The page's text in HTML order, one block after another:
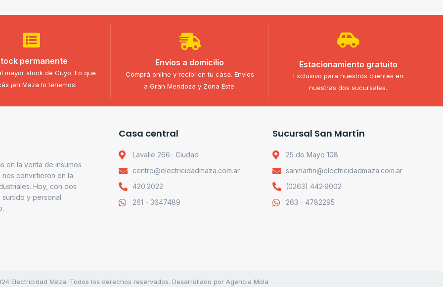
permanente
mayor stock de Cuyo. Lo que
¡en Maza lo tenemos!
Envíos a domicilio
Comprá online y recibí en tu casa. Envíos
a Gran Mendoza y Zona Este.
Estacionamiento gratuito
Exclusivo para nuestros clientes en
nuestras dos sucursales.
en la venta de insumos
convirtieron en la
Hoy, con dos
y personal
Casa central
Lavalle 266 · Ciudad
centro@electricidadmaza.com.ar
420·2022
261 - 3647489
Sucursal San Martín
25 de Mayo 108
sanmartin@electricidadmaza.com.ar
(0263) 442·9002
263 - 4782295
Electricidad Maza. Todos los derechos reservados. Desarrollado por Agencia Mola